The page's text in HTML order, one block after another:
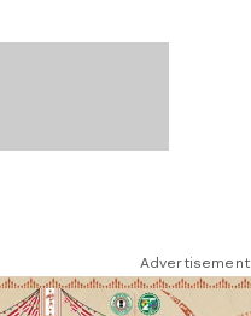
Advertisement